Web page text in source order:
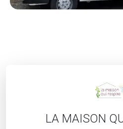
LA MAISON